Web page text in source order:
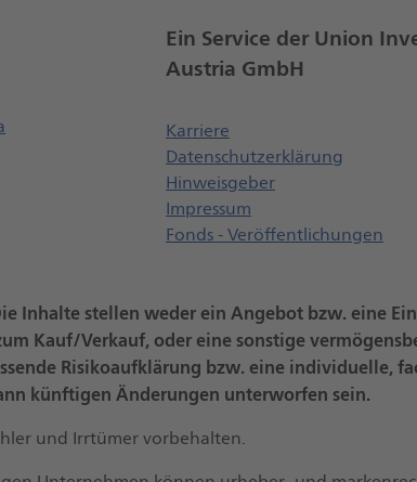
Ein Service der Union
Austria GmbH
Karriere
Datenschutzerklärung
HinweisgeberÖffnet einen
Impressum
Fonds - Veröffentlichungen
Inhalte stellen weder ein Angebot bzw. eine
Kauf/Verkauf, oder eine sonstige
Risikoaufklärung bzw. eine individuelle,
künftigen Änderungen unterworfen sein.
und Irrtümer vorbehalten.